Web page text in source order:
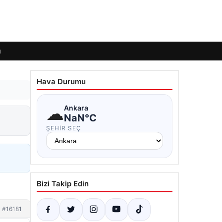
#16181
Hava Durumu
☁Ankara
NaN°C
ŞEHIR SEÇ
Bizi Takip Edin